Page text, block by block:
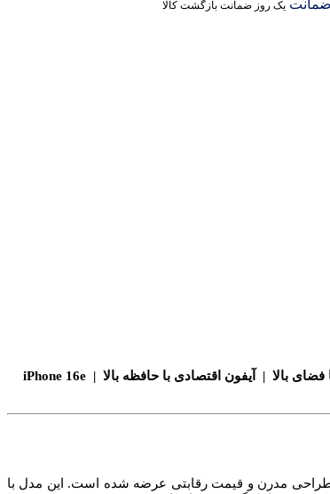
ضمانت یک روز ضمانت بازگشت کالا
خرید آیفون 16e ظرفیت 512 گیگ | گوشی آیفون 16e دو سیم کارت CHA | iPhone 16e رم 8 گیگ | اپل مدل iPhone 16e نسخه چین | گوشی اپل 2025 با فضای بالا | آیفون اقتصادی با حافظه بالا | iPhone 16e
عملکرد قدرتمند، طراحی مدرن و قیمت رقابتی عرضه شده است. این مدل با